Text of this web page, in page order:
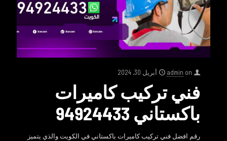
admin on أبريل 30, 2024
فني تركيب كاميرات
باكستاني 94924433
رقم افضل فني تركيب كاميرات باكستاني في الكويت والذي يتميز